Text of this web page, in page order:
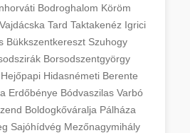
Bodroghalom Köröm
Vajdácska Tard Taktakenéz Igrici
Bükkszentkereszt Szuhogy
Borsodszentgyörgy
Hejőpapi Hidasnémeti Berente
Erdőbénye Bódvaszilas Varbó
Boldogkőváralja Pálháza
Sajóhídvég Mezőnagymihály